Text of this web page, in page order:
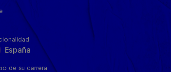
España
de su carrera